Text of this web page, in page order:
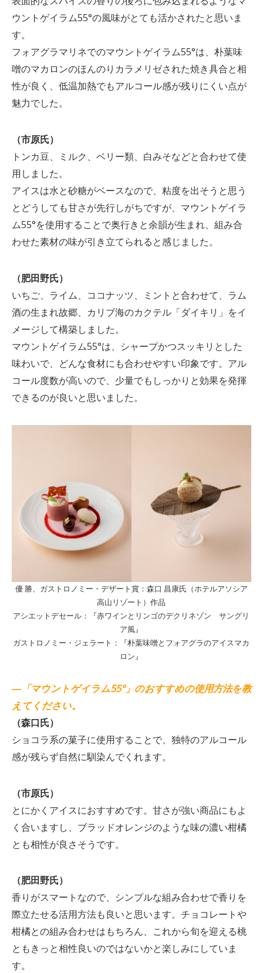
ウントゲイラム55°の風味がとても活かされたと思いま
す。
フォアグラマリネでのマウントゲイラム55°は、朴葉味
噌のマカロンのほんのりカラメリゼされた焼き具合と相
性が良く、低温加熱でもアルコール感が残りにくい点が
魅力でした。
（市原氏）
トンカ豆、ミルク、ベリー類、白みそなどと合わせて使
用しました。
アイスは水と砂糖がベースなので、粘度を出そうと思う
とどうしても甘さが先行しがちですが、マウントゲイラ
ム55°を使用することで奥行きと余韻が生まれ、組み合
わせた素材の味が引き立てられると感じました。
（肥田野氏）
いちご、ライム、ココナッツ、ミントと合わせて、ラム
酒の生まれ故郷、カリブ海のカクテル「ダイキリ」をイ
メージして構築しました。
マウントゲイラム55°は、シャープかつスッキリとした
味わいで、どんな食材にも合わせやすい印象です。アル
コール度数が高いので、少量でもしっかりと効果を発揮
できるのが良いと思いました。
優 勝、ガストロノミー・デザート賞：森口 昌康氏（ホテルアソシア
高山リゾート）作品
アシエットデセール：『赤ワインとリンゴのデクリネゾン サングリ
ア風』
ガストロノミー・ジェラート：『朴葉味噌とフォアグラのアイスマカ
ロン』
―「マウントゲイラム55°」のおすすめの使用方法を教
えてください。
（森口氏）
ショコラ系の菓子に使用することで、独特のアルコール
感が残らず自然に馴染んでくれます。
（市原氏）
とにかくアイスにおすすめです。甘さが強い商品にもよ
く合いますし、ブラッドオレンジのような味の濃い柑橘
とも相性が良さそうです。
（肥田野氏）
香りがスマートなので、シンプルな組み合わせで香りを
際立たせる活用方法も良いと思います。チョコレートや
柑橘との組み合わせはもちろん、これから旬を迎える桃
ともきっと相性良いのではないかと楽しみにしていま
す。